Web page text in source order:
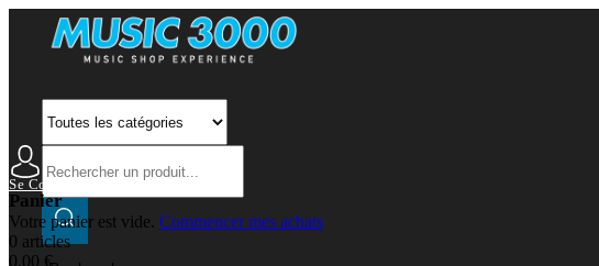
Se Connecter Mon Compte
Panier
Votre panier est vide. Commencer mes achats
0 articles
0,00 €